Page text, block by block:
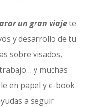
un gran viajete
y desarrollo de tu
sobre visados,
y muchas
en papel y e-book
a seguir